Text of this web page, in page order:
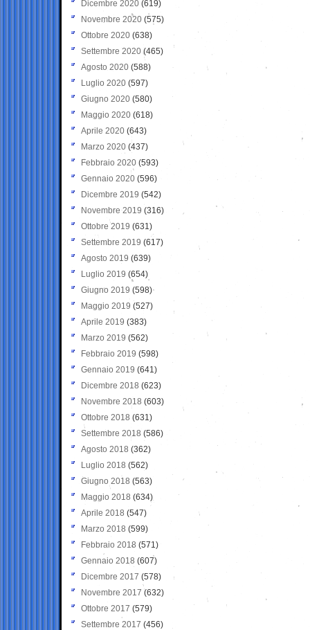
Dicembre 2020 (619)
Novembre 2020 (575)
Ottobre 2020 (638)
Settembre 2020(465)
Agosto 2020 (588)
Luglio 2020 (597)
Giugno 2020 (580)
Maggio 2020 (618)
Aprile 2020 (643)
Marzo 2020 (437)
Febbraio 2020 (593)
Gennaio 2020 (596)
Dicembre 2019 (542)
Novembre 2019 (316)
Ottobre 2019 (631)
Settembre 2019 (617)
Agosto 2019 (639)
Luglio 2019 (654)
Giugno 2019 (598)
Maggio 2019 (527)
Aprile 2019 (383)
Marzo 2019 (562)
Febbraio 2019 (598)
Gennaio 2019 (641)
Dicembre 2018 (623)
Novembre 2018 (603)
Ottobre 2018 (631)
Settembre 2018 (586)
Agosto 2018 (362)
Luglio 2018 (562)
Giugno 2018 (563)
Maggio 2018 (634)
Aprile 2018 (547)
Marzo 2018 (599)
Febbraio 2018 (571)
Gennaio 2018 (607)
Dicembre 2017 (578)
Novembre 2017 (632)
Ottobre 2017 (579)
Settembre 2017 (456)